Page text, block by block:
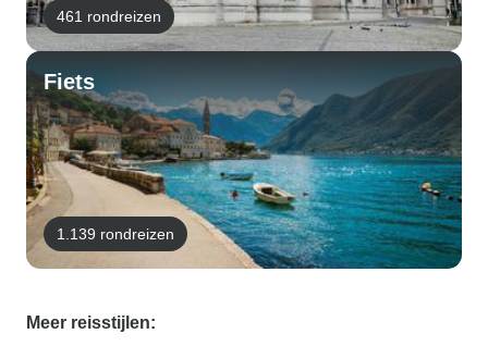
461 rondreizen
Fiets
1.139 rondreizen
Meer reisstijlen: